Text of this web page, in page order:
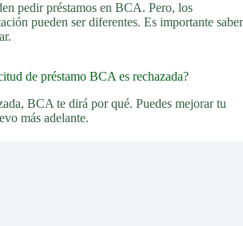
pedir préstamos en BCA. Pero, los
pueden ser diferentes. Es importante saber
de préstamo BCA es rechazada?
BCA te dirá por qué. Puedes mejorar tu
más adelante.